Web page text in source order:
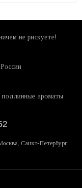
не рискуете!
подлинные ароматы
Санкт-Петербург,